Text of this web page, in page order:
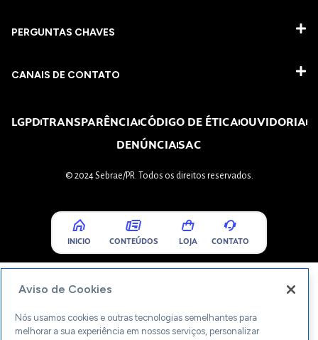
PERGUNTAS CHAVES​
CANAIS DE CONTATO
LGPDTRANSPARÊNCIACÓDIGO DE ÉTICAOUVIDORIA
DENÚNCIASAC
© 2024 Sebrae/PR. Todos os direitos reservados.
INICIO CONTEÚDOS LOJA CONTATO
Aviso de Cookies
Nós usamos cookies e outras tecnologias semelhantes para
melhorar a sua experiência em nossos serviços, personalizar